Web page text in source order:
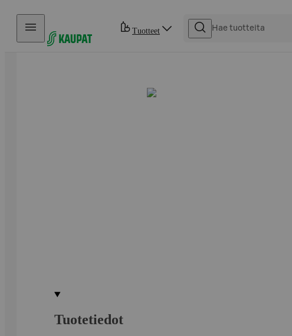
Hyppää sisältöön
Tuotteet
Tuotetiedot